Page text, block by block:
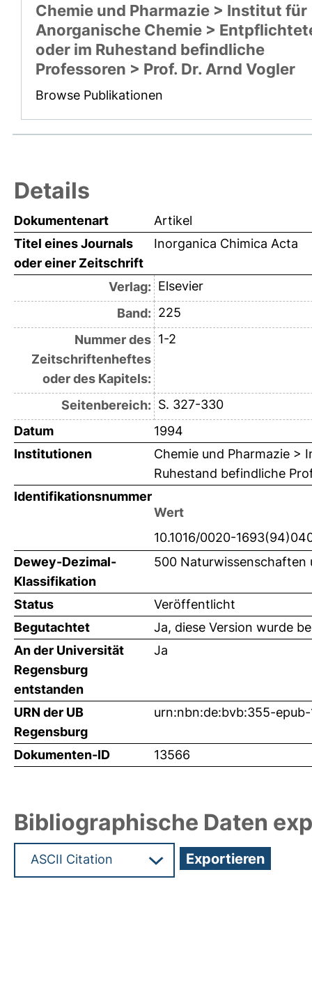
Chemie und Pharmazie > Institut für
Anorganische Chemie >
oder im Ruhestand befindliche
Professoren > Prof. Dr. Arnd Vogler
Browse Publikationen
Details
Dokumentenart
Artikel
Titel eines Journals
oder einer Zeitschrift
Inorganica Chimica Acta
Verlag: Elsevier
Band: 225
Nummer des
Zeitschriftenheftes
oder des Kapitels:
1-2
Seitenbereich: S. 327-330
Datum
1994
Institutionen
Chemie und Pharmazie >
Ruhestand befindliche
Identifikationsnummer
Wert
10.1016/0020-
Dewey-Dezimal-
Klassifikation
500 Naturwissenschaften
Status
Veröffentlicht
Begutachtet
Ja, diese Version wurde
An der Universität
Regensburg
entstanden
Ja
URN der UB
Regensburg
urn:nbn:de:bvb:355-
Dokumenten-ID 13566
Bibliographische Daten